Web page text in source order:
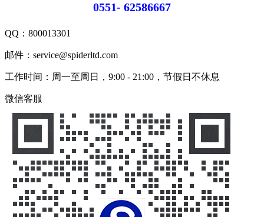
0551- 62586667
QQ： 800013301
邮件：service@spiderltd.com
工作时间：周一至周日，9:00 - 21:00，节假日不休息
微信客服